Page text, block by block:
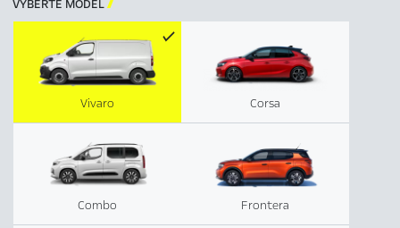
VYBERTE MODEL
Corsa
Combo Frontera
Vivaro